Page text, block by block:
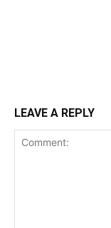
LEAVE A REPLY